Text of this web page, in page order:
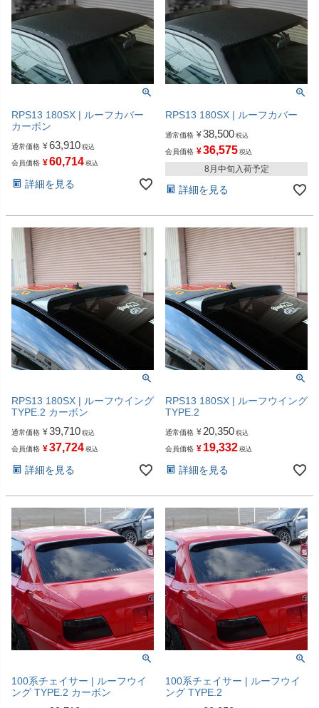
RPS13 180SX | ルーフカバー
カーボン
通常価格 ¥63,910 税込
会員価格 ¥60,714 税込
詳細を見る
RPS13 180SX | ルーフカバー
通常価格 ¥38,500 税込
会員価格 ¥36,575 税込
8月中旬入荷予定
詳細を見る
RPS13 180SX | ルーフウイング
TYPE.2 カーボン
通常価格 ¥39,710 税込
会員価格 ¥37,724 税込
詳細を見る
RPS13 180SX | ルーフウイング
TYPE.2
通常価格 ¥ 20,350 税込
会員価格 ¥ 19,332 税込
詳細を見る
100系チェイサー | ルーフウイ
ング TYPE.2 カーボン
100系チェイサー | ルーフウイ
ング TYPE.2